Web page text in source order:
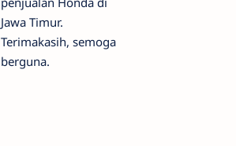
Jawa Timur.
Terimakasih, semoga
berguna.